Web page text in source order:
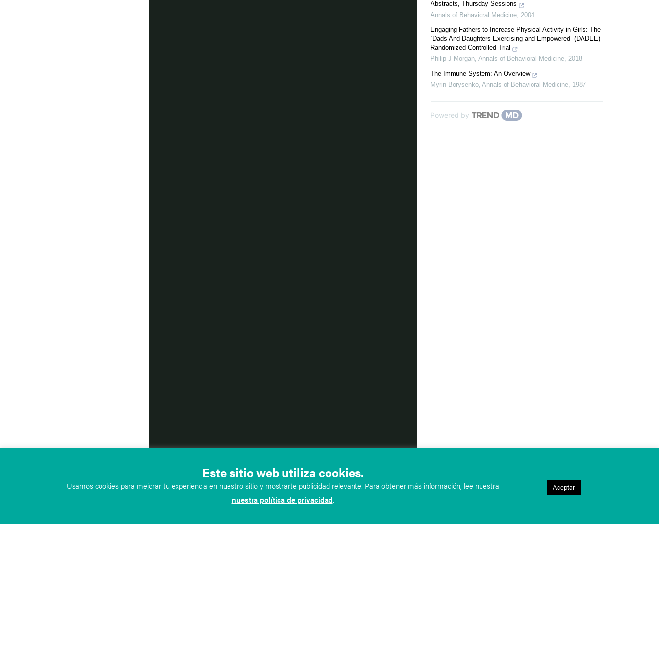
Abstracts, Thursday Sessions
Annals of Behavioral Medicine, 2004
Engaging Fathers to Increase Physical Activity in Girls: The
“Dads And Daughters Exercising and Empowered” (DADEE)
Randomized Controlled Trial
Philip J Morgan, Annals of Behavioral Medicine, 2018
The Immune System: An Overview
Myrin Borysenko, Annals of Behavioral Medicine, 1987
Powered by
Este sitio web utiliza cookies.
Usamos cookies para mejorar tu experiencia en nuestro sitio y mostrarte publicidad relevante. Para obtener más información, lee nuestra
nuestra política de privacidad.
Aceptar